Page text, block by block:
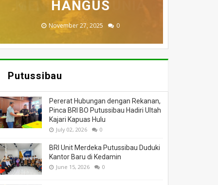
MENINGGAL DUNIA
July 05, 2026 0
HANGUS
November 27, 2025 0
BERI BANTUAN
March 26, 2025 0
DILALAP API
March 13, 2025 0
MASSA
February 18, 2025 0
Putussibau
Pererat Hubungan dengan Rekanan,
Pinca BRI BO Putussibau Hadiri Ultah
Kajari Kapuas Hulu
July 02, 2026 0
BRI Unit Merdeka Putussibau Duduki
Kantor Baru di Kedamin
June 15, 2026 0